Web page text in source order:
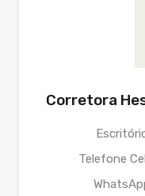
Corretora
Telefone